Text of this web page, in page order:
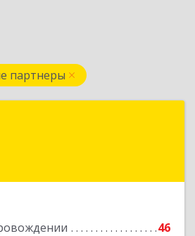
партнеры
46
Подробнее